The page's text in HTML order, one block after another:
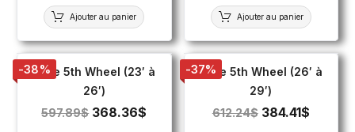
Ajouter au panier Ajouter au panier
-38%
Toile 5th Wheel (23′ à
26′)
597.89$ 368.36$
-37%Toile 5th Wheel (26′ à
29′)
612.24$ 384.41$